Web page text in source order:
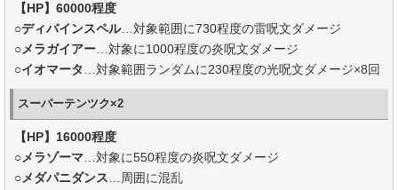
【HP】60000程度
○ディバインスペル…対象範囲に730程度の雷呪文ダメージ
○メラガイアー …対象に1000程度の炎呪文ダメージ
○イオマータ …対象範囲ランダムに230程度の光呪文ダメージ×8回
スーパーテンツク×2
【HP】16000程度
○メラゾーマ …対象に550程度の炎呪文ダメージ
○メダパニダンス …周囲に混乱